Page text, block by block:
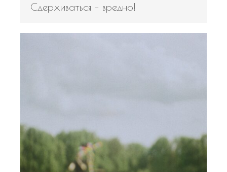
Сдерживаться – вредно!